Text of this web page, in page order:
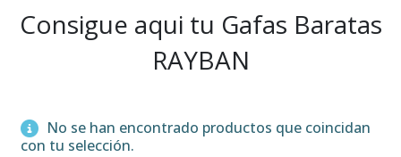
Consigue aqui tu Gafas Baratas
RAYBAN
No se han encontrado productos que coincidan
con tu selección.